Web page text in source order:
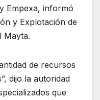
Empexa, informó
y Explotación de
Mayta.
de recursos
dijo la autoridad
que